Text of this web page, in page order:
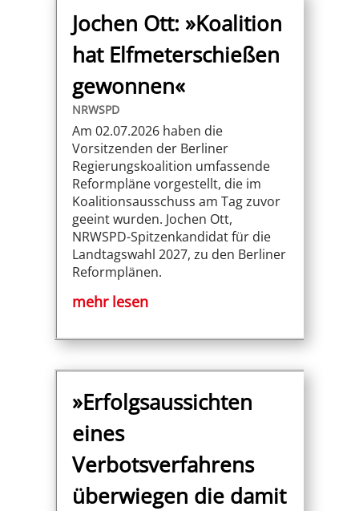
Jochen Ott: »Koalition
hat Elfmeterschießen
gewonnen«
NRWSPD
Am 02.07.2026 haben die
Vorsitzenden der Berliner
Regierungskoalition umfassende
Reformpläne vorgestellt, die im
Koalitionsausschuss am Tag zuvor
geeint wurden. Jochen Ott,
NRWSPD-Spitzenkandidat für die
Landtagswahl 2027, zu den Berliner
Reformplänen.
mehr lesen
»Erfolgsaussichten
eines
Verbotsverfahrens
überwiegen die damit